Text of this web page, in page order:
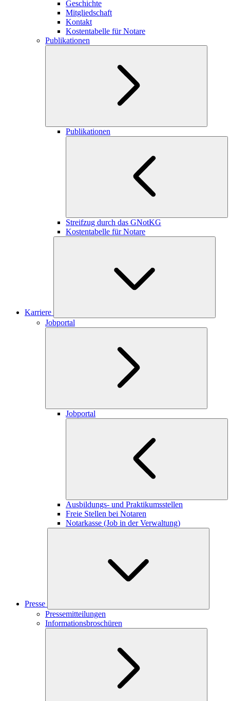
Geschichte
Mitgliedschaft
Kontakt
Kostentabelle für Notare
Publikationen
Publikationen
Streifzug durch das GNotKG
Kostentabelle für Notare
Karriere
Jobportal
Jobportal
Ausbildungs- und Praktikumsstellen
Freie Stellen bei Notaren
Notarkasse (Job in der Verwaltung)
Presse
Pressemitteilungen
Informationsbroschüren